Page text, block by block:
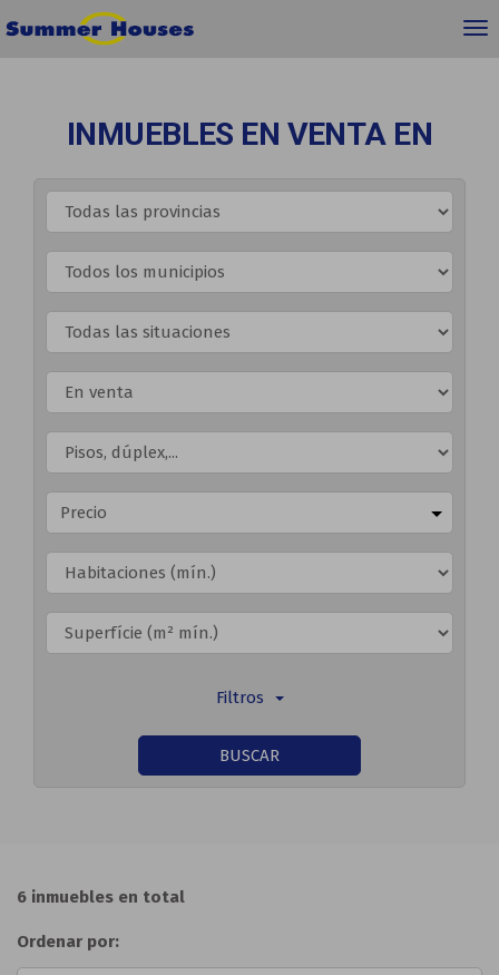
INMUEBLES EN VENTA EN
Precio
Filtros
BUSCAR
6 inmuebles en total
Ordenar por: